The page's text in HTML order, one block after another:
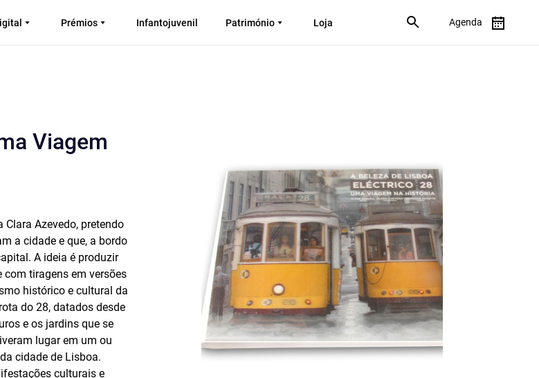
Prémios Infantojuvenil Património Loja Agenda
Viagem
Azevedo, pretendo
a cidade e que, a bordo
A ideia é produzir
tiragens em versões
histórico e cultural da
do 28, datados desde
e os jardins que se
lugar em um ou
cidade de Lisboa.
culturais e